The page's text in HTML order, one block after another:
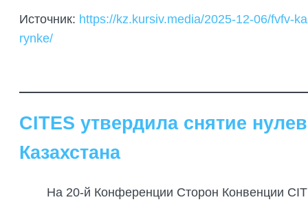
Источник: https://kz.kursiv.media/2025-12-06/fvfv-
rynke/
CITES утвердила снятие
Казахстана
На 20-й Конференции Сторон Конвенции